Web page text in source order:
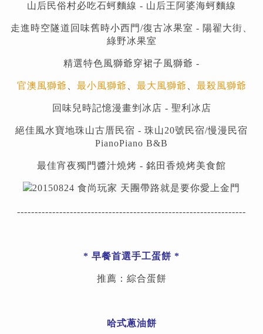
山后民俗村必吃石蚵麵線 - 山后王阿婆海蚵麵線
走進時空隧道回味舊時小西門/復古冰果室 - 陽翟大街、
綠野冰果室
精選特色風獅爺穿裙子風獅爺 -
官澳風獅爺 最小風獅爺 最大風獅爺 最殺風獅爺
回味兒時記憶漫畫剉冰店 - 聖利冰店
絕佳風水寶地珠山古厝民宿 - 珠山20號民宿/慢漫民宿
PianoPiano B&B
最佳宵夜獨門醬汁燒烤 - 銘田香燒烤美食館
-----------------------------------------------------------------
* 早餐首選手工蛋餅 *
推薦：綜合蛋餅
哈式蔥油餅